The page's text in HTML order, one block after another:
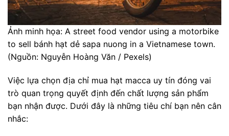
Ảnh minh họa: A street food vendor using a motorbike
to sell bánh hạt dẻ sapa nuong in a Vietnamese town.
(Nguồn: Nguyễn Hoàng Văn / Pexels)
Việc lựa chọn địa chỉ mua hạt macca uy tín đóng vai
trò quan trọng quyết định đến chất lượng sản phẩm
bạn nhận được. Dưới đây là những tiêu chí bạn nên cân
nhắc: